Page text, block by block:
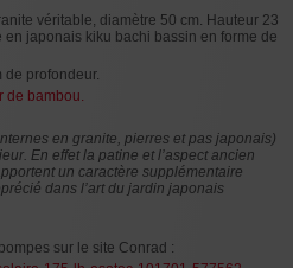
véritable, diamètre 50 cm. Hauteur 23
japonais kiku bachi bassin en forme de
profondeur.
de bambou.
en granite, pierres et pas japonais)
En effet la patine et l’aspect ancien
un caractère supplémentaire
dans l’art du jardin japonais
sur le site Conrad :